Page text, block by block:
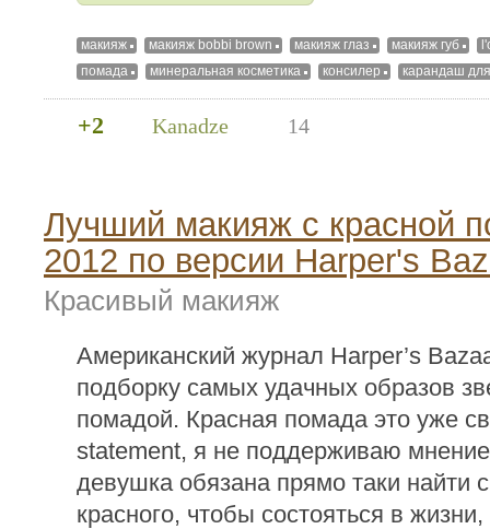
макияж макияж bobbi brown макияж глаз макияж губ
помада
минеральная косметика консилер карандаш
+2 Kanadze 14
Лучший макияж с красной
2012 по версии Harper's
Красивый макияж
Американский журнал Harper’s
подборку самых удачных образов
помадой. Красная помада это уже
statement, я не поддерживаю
девушка обязана прямо таки найти
красного, чтобы состояться в